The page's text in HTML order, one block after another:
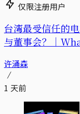
仅限注册用户
台湾最受信任的
与董事会？｜
许涌森
1 天前